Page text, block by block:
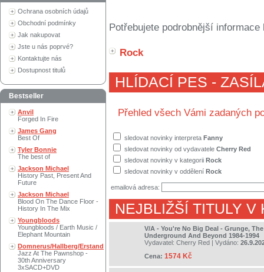
Ochrana osobních údajů
Obchodní podmínky
Jak nakupovat
Jste u nás poprvé?
Kontaktujte nás
Dostupnost titulů
Bestseller
Anvil
Forged In Fire
James Gang
Best Of
Tyler Bonnie
The best of
Jackson Michael
History Past, Present And
Future
Jackson Michael
Blood On The Dance Floor -
History In The Mix
Youngbloods
Youngbloods / Earth Music /
Elephant Mountain
Domnerus/Hallberg/Erstand
Jazz At The Pawnshop -
30th Anniversary
3xSACD+DVD
Potřebujete podrobnější
Rock
HLÍDACÍ PES -
Přehled všech Vámi zadaných
sledovat novinky interpreta Fanny
sledovat novinky od vydavatele Cherry Red
sledovat novinky v kategorii Rock
sledovat novinky v oddělení Rock
emailová adresa:
NEJBLIŽŠÍ TITULY V
V/A - You're No Big Deal - Grunge, The
Underground And Beyond 1984-1994
Vydavatel: Cherry Red | Vydáno:
Cena: 1574 Kč